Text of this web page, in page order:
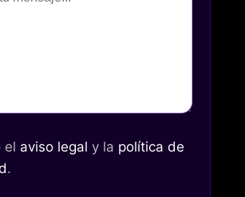
el aviso legal y la política de
.